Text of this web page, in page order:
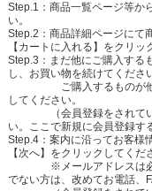
Step.1：商品一覧ページ等か
い。
Step.2：商品詳細ページにて
【カートに入れる】をクリッ
Step.3：まだ他にご購入する
し、お買い物を続けてくださ
ご購入するものが他に
してください。
（会員登録をされている
い。ここで新規に会員登録す
Step.4：案内に沿ってお客様
【次へ】をクリックしてくだ
※メールアドレスは必須
でない方は、改めてお電話、